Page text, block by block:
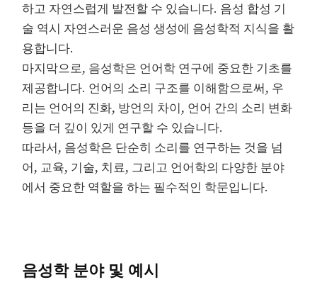
하고 자연스럽게 발전할 수 있습니다. 음성 합성 기
술 역시 자연스러운 음성 생성에 음성학적 지식을 활
용합니다.
마지막으로, 음성학은 언어학 연구에 중요한 기초를
제공합니다. 언어의 소리 구조를 이해함으로써, 우
리는 언어의 진화, 방언의 차이, 언어 간의 소리 변화
등을 더 깊이 있게 연구할 수 있습니다.
따라서, 음성학은 단순히 소리를 연구하는 것을 넘
어, 교육, 기술, 치료, 그리고 언어학의 다양한 분야
에서 중요한 역할을 하는 필수적인 학문입니다.
음성학 분야 및 예시